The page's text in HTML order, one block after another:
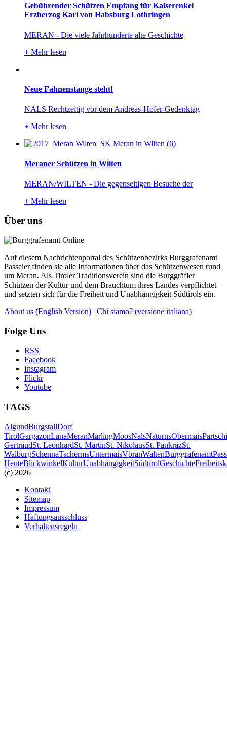
Gebührender Schützen Empfang für Kaiserenkel
Erzherzog Karl von Habsburg Lothringen
MERAN - Die viele Jahrhunderte alte Geschichte
+ Mehr lesen
Neue Fahnenstange steht!
NALS Rechtzeitig vor dem Andreas-Hofer-Gedenktag
+ Mehr lesen
Meraner Schützen in Wilten
MERAN/WILTEN - Die gegenseitigen Besuche der
+ Mehr lesen
Über uns
Auf diesem Nachrichtenportal des Schützenbezirks Burggrafenamt
Passeier finden sie alle Informationen über das Schützenwesen rund
um Meran. Als Tiroler Traditionsverein sind die Burggräfler
Schützen der Kultur und dem Brauchtum ihres Landes verpflichtet
und setzten sich für die Freiheit und Unabhängigkeit Südtirols ein.
About us (English Version) | Chi siamo? (versione italiana)
Folge Uns
RSS
Facebook
Instagram
Flickr
Youtube
TAGS
AlgundBurgstallDorf
TirolGargazonLanaMeranMarlingMoosNalsNaturnsObermais
GertraudSt. LeonhardSt. MartinSt. NikolausSt. PankrazSt.
WalburgSchennaTschermsUntermaisVöranWaltenBurggrafenamt
HeuteBlickwinkelKulturUnabhängigkeitSüdtirolGeschichte
(c) 2026
Kontakt
Sitemap
Impressum
Haftungsausschluss
Verhaltensregeln